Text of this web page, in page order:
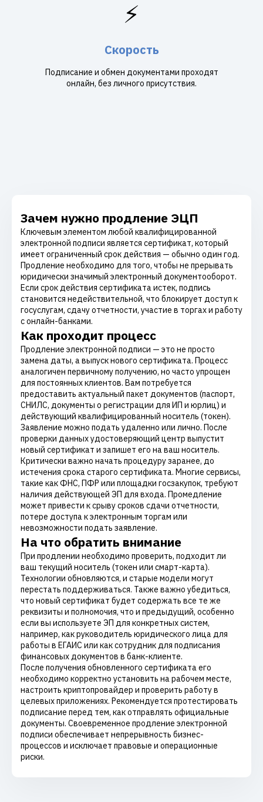
⚡
Скорость
Подписание и обмен документами проходят
онлайн, без личного присутствия.
Зачем нужно продление ЭЦП
Ключевым элементом любой квалифицированной
электронной подписи является сертификат, который
имеет ограниченный срок действия — обычно один год.
Продление необходимо для того, чтобы не прерывать
юридически значимый электронный документооборот.
Если срок действия сертификата истек, подпись
становится недействительной, что блокирует доступ к
госуслугам, сдачу отчетности, участие в торгах и работу
с онлайн-банками.
Как проходит процесс
Продление электронной подписи — это не просто
замена даты, а выпуск нового сертификата. Процесс
аналогичен первичному получению, но часто упрощен
для постоянных клиентов. Вам потребуется
предоставить актуальный пакет документов (паспорт,
СНИЛС, документы о регистрации для ИП и юрлиц) и
действующий квалифицированный носитель (токен).
Заявление можно подать удаленно или лично. После
проверки данных удостоверяющий центр выпустит
новый сертификат и запишет его на ваш носитель.
Критически важно начать процедуру заранее, до
истечения срока старого сертификата. Многие сервисы,
такие как ФНС, ПФР или площадки госзакупок, требуют
наличия действующей ЭП для входа. Промедление
может привести к срыву сроков сдачи отчетности,
потере доступа к электронным торгам или
невозможности подать заявление.
На что обратить внимание
При продлении необходимо проверить, подходит ли
ваш текущий носитель (токен или смарт-карта).
Технологии обновляются, и старые модели могут
перестать поддерживаться. Также важно убедиться,
что новый сертификат будет содержать все те же
реквизиты и полномочия, что и предыдущий, особенно
если вы используете ЭП для конкретных систем,
например, как руководитель юридического лица для
работы в ЕГАИС или как сотрудник для подписания
финансовых документов в банк-клиенте.
После получения обновленного сертификата его
необходимо корректно установить на рабочем месте,
настроить криптопровайдер и проверить работу в
целевых приложениях. Рекомендуется протестировать
подписание перед тем, как отправлять официальные
документы. Своевременное продление электронной
подписи обеспечивает непрерывность бизнес-
процессов и исключает правовые и операционные
риски.